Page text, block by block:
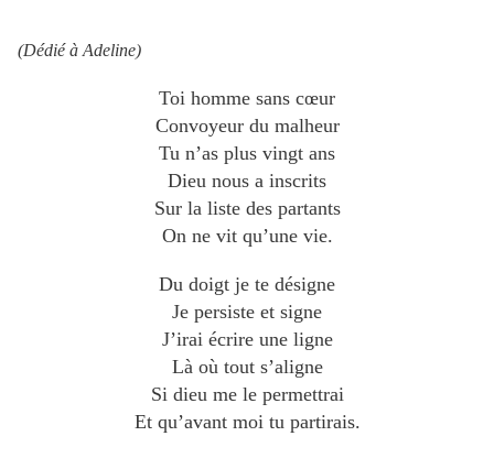
(Dédié à Adeline)
Toi homme sans cœur
Convoyeur du malheur
Tu n’as plus vingt ans
Dieu nous a inscrits
Sur la liste des partants
On ne vit qu’une vie.
Du doigt je te désigne
Je persiste et signe
J’irai écrire une ligne
Là où tout s’aligne
Si dieu me le permettrai
Et qu’avant moi tu partirais.